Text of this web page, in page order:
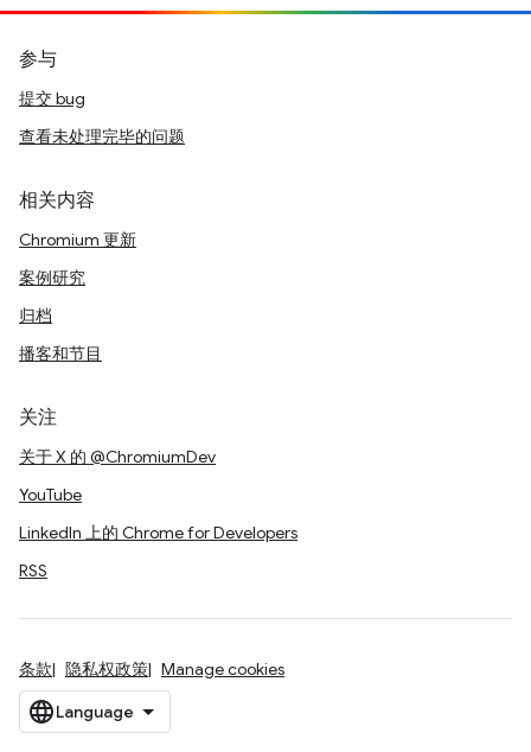
参与
提交 bug
查看未处理完毕的问题
相关内容
Chromium 更新
案例研究
归档
播客和节目
关注
关于 X 的 @ChromiumDev
YouTube
LinkedIn 上的 Chrome for Developers
RSS
条款 隐私权政策 Manage cookies